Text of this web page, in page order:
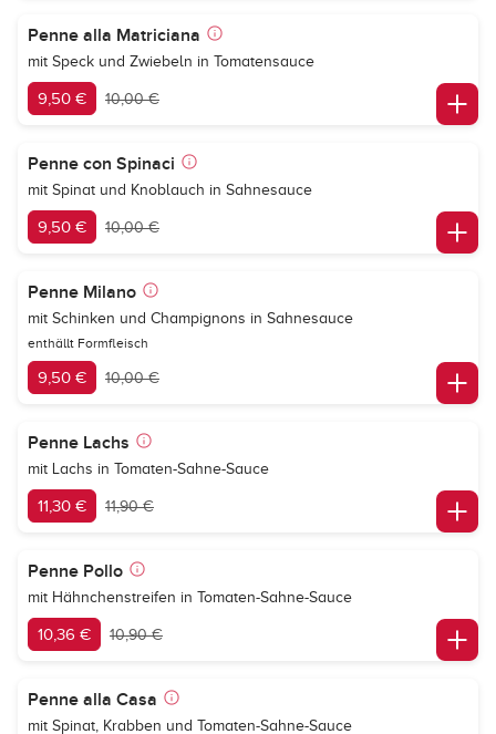
Penne alla Matriciana
mit Speck und Zwiebeln in Tomatensauce
9,50 € 10,00 €
Penne con Spinaci
mit Spinat und Knoblauch in Sahnesauce
9,50 € 10,00 €
Penne Milano
mit Schinken und Champignons in Sahnesauce
enthällt Formfleisch
9,50 € 10,00 €
Penne Lachs
mit Lachs in Tomaten-Sahne-Sauce
11,30 € 11,90 €
Penne Pollo
mit Hähnchenstreifen in Tomaten-Sahne-Sauce
10,36 € 10,90 €
Penne alla Casa
mit Spinat, Krabben und Tomaten-Sahne-Sauce